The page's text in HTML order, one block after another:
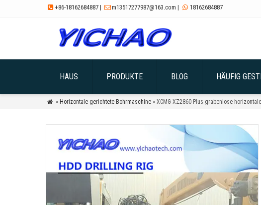
 +86-18162684887 | m13517277987@163.com |  18162684887
HAUS PRODUKTE BLOG HÄUFIG
 » Horizontale gerichtete Bohrmaschine» XCMG XZ2860 Plus grabenlose